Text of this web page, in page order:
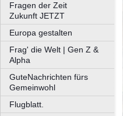
Fragen der Zeit
Zukunft JETZT
Europa gestalten
Frag' die Welt | Gen Z &
Alpha
GuteNachrichten fürs
Gemeinwohl
Flugblatt.